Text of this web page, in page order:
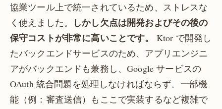
協業ツール上で統一されているため、ストレスな
く使えました。
しかし欠点は開発およびその後の
保守コストが非常に高いことです。
Ktor で開発し
たバックエンドサービスのため、アプリエンジニ
アがバックエンドも兼務し、Google サービスの
OAuth 統合問題を処理しなければならず、一部機
能（例：審査送信）もここで実装するなど複雑で